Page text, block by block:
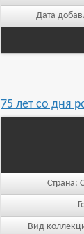
Дата
75 лет со дня
Страна:
Вид